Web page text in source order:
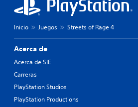
Inicio Juegos Streets of Rage 4
Acerca de
Acerca de SIE
Carreras
PlayStation Studios
PlayStation Productions